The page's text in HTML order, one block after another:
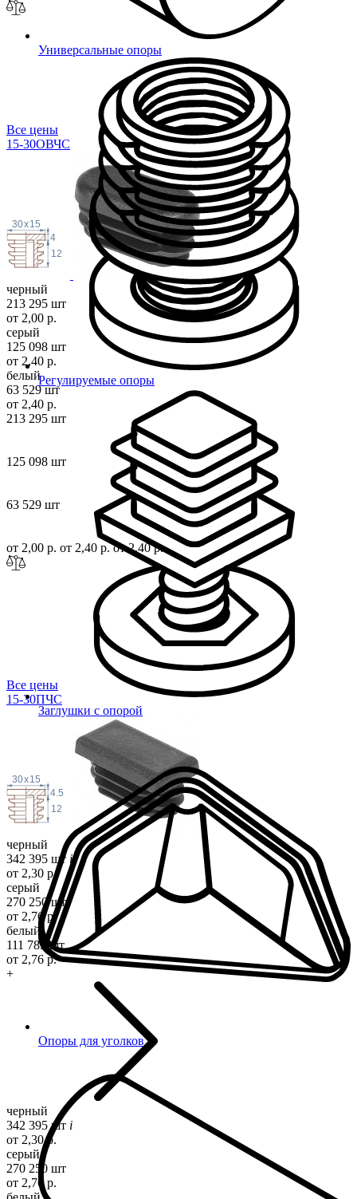
Универсальные опоры
Регулируемые опоры
Заглушки с опорой
Опоры для уголков
Все цены
15-30ОВЧС
4
12
15
x
30
черный
213 295 шт
от 2,00 р.
серый
125 098 шт
от 2,40 р.
белый
63 529 шт
от 2,40 р.
213 295 шт
125 098 шт
63 529 шт
от 2,00 р. от 2,40 р.от 2,40 р.
Все цены
15-30ПЧС
4.5
12
15
x
30
черный
342 395 шт i
от 2,30 р.
серый
270 250 шт
от 2,76 р.
белый
111 785 шт
от 2,76 р.
+
черный
342 395 шт i
от 2,30 р.
серый
270 250 шт
от 2,76 р.